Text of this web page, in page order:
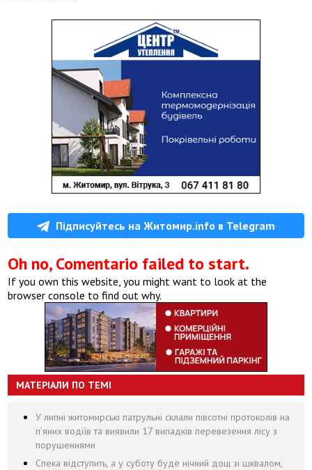
Підписуйтесь на Житомир.info в Telegram
Oh no, Comentario failed to start.
If you own this website, you might want to look at the
browser console to find out why.
МАТЕРІАЛИ ПО ТЕМІ
У липні житомирські патрульні склали півсотні протоколів на
пʼяних водіїв та виявили 17 випадків перевезення лісу з
порушеннями
Спека відступить, а у суботу буде нічний дощ зі шквалом,